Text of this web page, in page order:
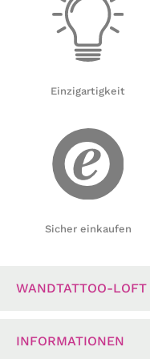
Einzigartigkeit
Sicher einkaufen
WANDTATTOO-LOFT
INFORMATIONEN